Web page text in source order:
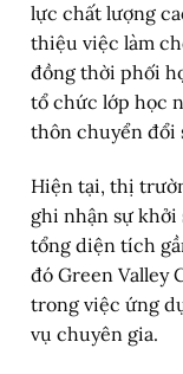
lực chất lượng
thiệu việc làm
đồng thời phối
tổ chức lớp học
thôn chuyển đổi
Hiện tại, thị
ghi nhận sự khởi
tổng diện tích
đó Green Valley
trong việc ứng
vụ chuyên gia.